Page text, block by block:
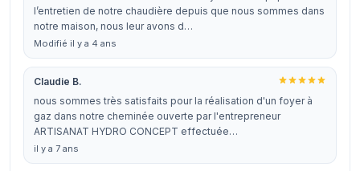
l’entretien de notre chaudière depuis que nous sommes dans
notre maison, nous leur avons d…
Modifié il y a 4 ans
Claudie B.
nous sommes très satisfaits pour la réalisation d'un foyer à
gaz dans notre cheminée ouverte par l'entrepreneur
ARTISANAT HYDRO CONCEPT effectuée…
il y a 7 ans